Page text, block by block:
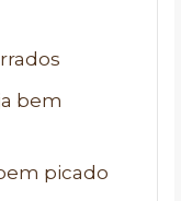
bem
picado